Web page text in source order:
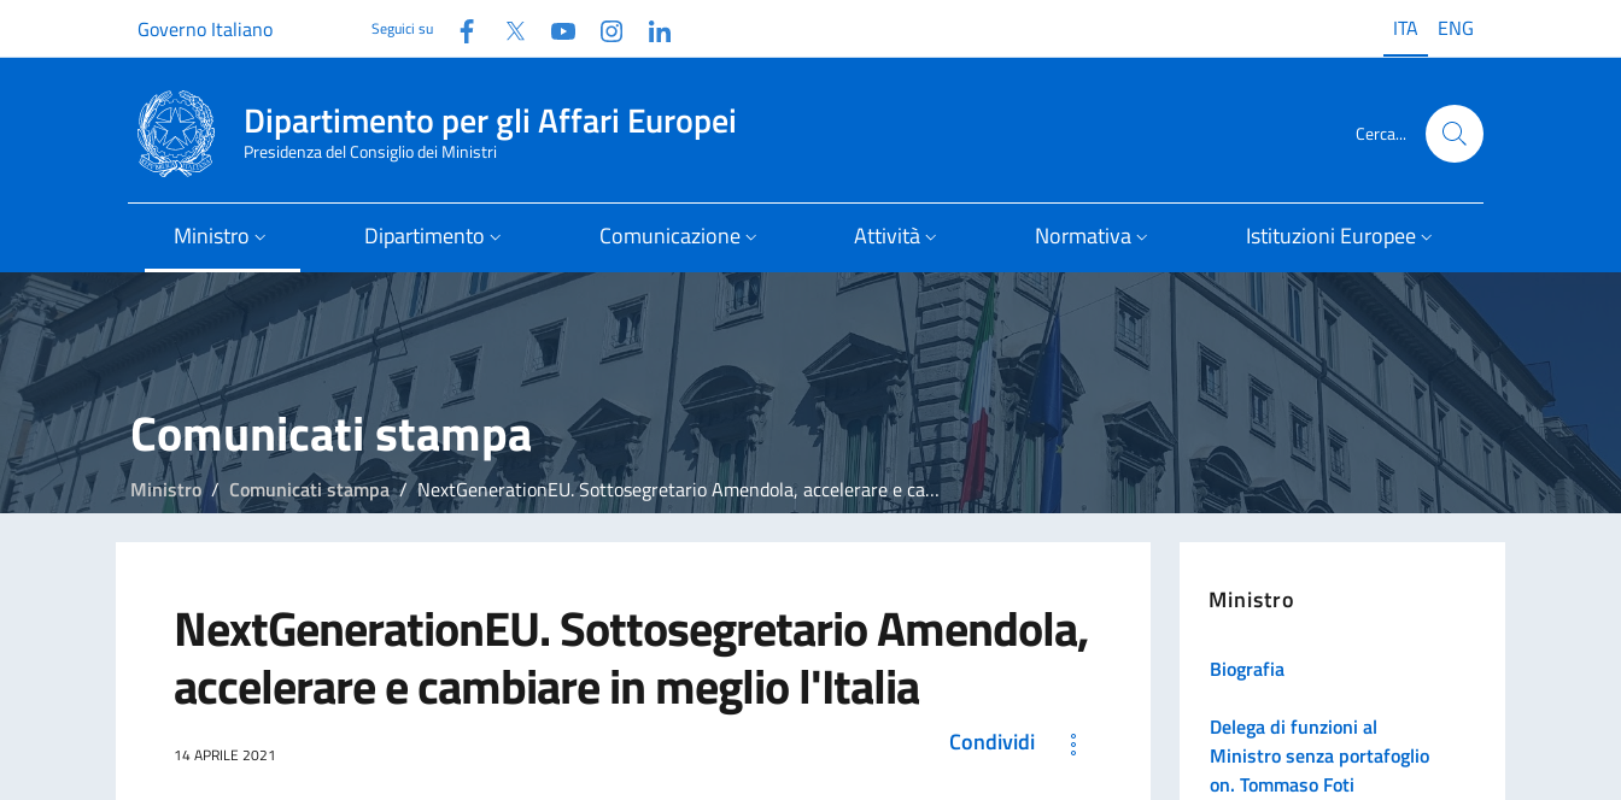
Governo Italiano Seguici su Facebook
Twitter YouTubeInstagram ITA ENG
Dipartimento per gli Affari Europei
Presidenza del Consiglio dei Ministri
Cerca...
Ministro Dipartimento Comunicazione Attività Normativa Istituzioni Europee
Comunicati stampa
Ministro Comunicati stampa NextGenerationEU. Sottosegretario Amendola, accelerare e cambiare in meglio l'Italia
NextGenerationEU. Sottosegretario Amendola,
accelerare e cambiare in meglio l'Italia
14 APRILE 2021 Condividi
Ministro
Biografia
Delega di funzioni al
Ministro senza portafoglio
on. Tommaso Foti